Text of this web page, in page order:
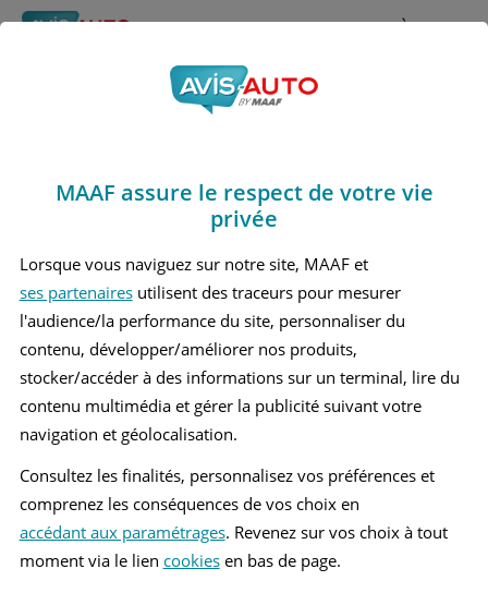
Rechercher À propos
Obtenir un devis d'assurance auto MAAF
Avis Mercedes benz
C180 4 Coupé (2016 -
2020)
Recherche d'un véhicule
Comparer deux véhicules
MAAF assure le respect de votre vie
privée
Lorsque vous naviguez sur notre site, MAAF et
ses partenairesutilisent des traceurs pour mesurer
l'audience/la performance du site, personnaliser du
contenu, développer/améliorer nos produits,
stocker/accéder à des informations sur un terminal, lire du
contenu multimédia et gérer la publicité suivant votre
navigation et géolocalisation.
Consultez les finalités, personnalisez vos préférences et
comprenez les conséquences de vos choix en
accédant aux paramétrages. Revenez sur vos choix à tout
moment via le lien cookiesen bas de page.